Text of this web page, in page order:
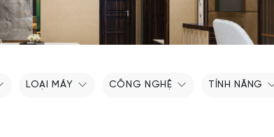
LOẠI MÁY CÔNG NGHỆ TÍNH NĂNG